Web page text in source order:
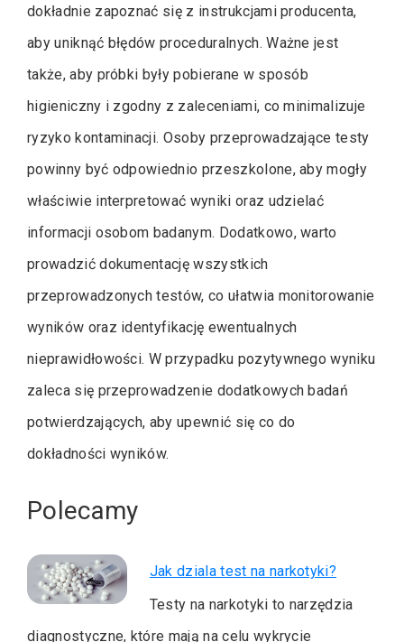
dokładnie zapoznać się z instrukcjami producenta,
aby uniknąć błędów proceduralnych. Ważne jest
także, aby próbki były pobierane w sposób
higieniczny i zgodny z zaleceniami, co minimalizuje
ryzyko kontaminacji. Osoby przeprowadzające testy
powinny być odpowiednio przeszkolone, aby mogły
właściwie interpretować wyniki oraz udzielać
informacji osobom badanym. Dodatkowo, warto
prowadzić dokumentację wszystkich
przeprowadzonych testów, co ułatwia monitorowanie
wyników oraz identyfikację ewentualnych
nieprawidłowości. W przypadku pozytywnego wyniku
zaleca się przeprowadzenie dodatkowych badań
potwierdzających, aby upewnić się co do
dokładności wyników.
Polecamy
Jak dziala test na narkotyki?
Testy na narkotyki to narzędzia
diagnostyczne, które mają na celu wykrycie